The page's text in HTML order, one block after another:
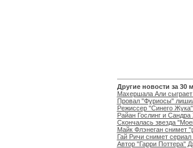
Другие новости за 30
Махершала Али
Провал "Фуриосы"
Режиссер "Синего
Райан Гослинг и
Скончалась звезда
Майк Флэнеган снимет
Гай Ричи снимет
Автор "Гарри Поттера"